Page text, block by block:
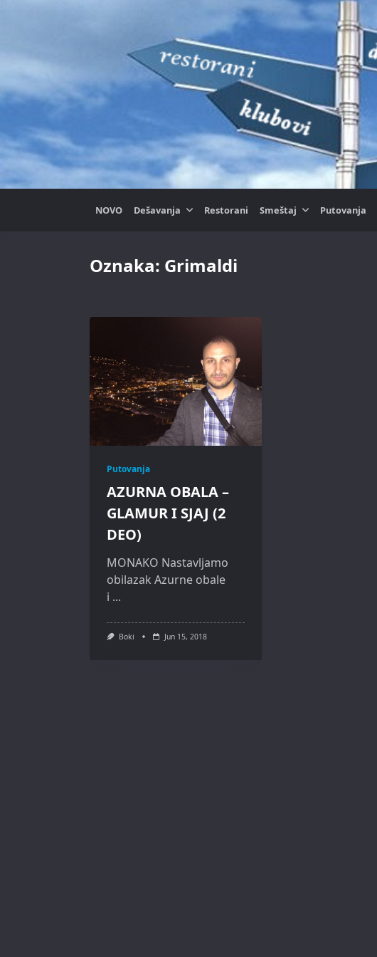
NOVO Dešavanja Restorani Smeštaj Putovanja
Oznaka: Grimaldi
Putovanja
AZURNA OBALA –
GLAMUR I SJAJ (2
DEO)
MONAKO Nastavljamo
obilazak Azurne obale
i ...
Boki Jun 15, 2018